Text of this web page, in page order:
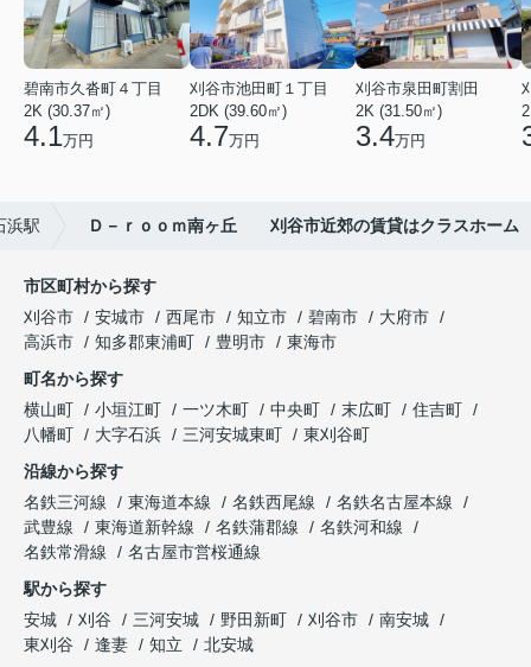
碧南市久沓町４丁目
2K (30.37㎡)
4.1万円
刈谷市池田町１丁目
2DK (39.60㎡)
4.7万円
刈谷市泉田町割田
2K (31.50㎡)
3.4万円
浜駅 Ｄ－ｒｏｏｍ南ヶ丘 刈谷市近郊の賃貸はクラスホーム
市区町村から探す
刈谷市
安城市 西尾市 知立市 碧南市
大府市
高浜市
知多郡東浦町 豊明市
東海市
町名から探す
横山町
小垣江町 一ツ木町 中央町 末広町
住吉町
八幡町
大字石浜 三河安城東町
東刈谷町
沿線から探す
名鉄三河線
東海道本線 名鉄西尾線
名鉄名古屋本線
武豊線
東海道新幹線 名鉄蒲郡線
名鉄河和線
名鉄常滑線
名古屋市営桜通線
駅から探す
安城
刈谷 三河安城 野田新町 刈谷市
南安城
東刈谷
逢妻 知立 北安城